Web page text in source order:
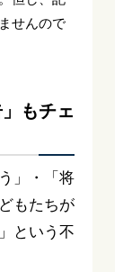
せんので
もチェ
」・「将
もたちが
という不